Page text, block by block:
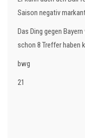
Saison negativ
Das Ding gegen
schon 8 Treffer haben
bwg
21